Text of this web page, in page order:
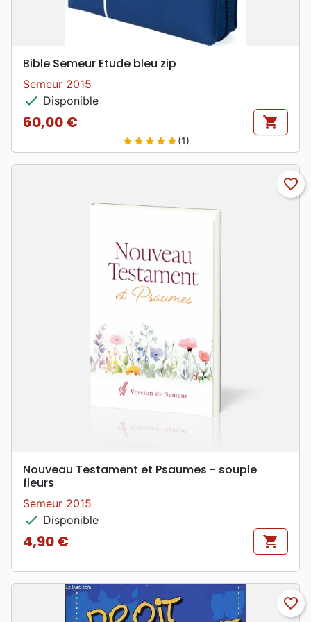
Bible Semeur Etude bleu zip
Semeur 2015
check Disponible
Prix
60,00 € shopping_cart
star star star star star(1)
favorite_border
Nouveau Testament et Psaumes - souple
fleurs
Semeur 2015
check Disponible
Prix
4,90 € shopping_cart
favorite_border